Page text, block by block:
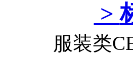
>
服装类